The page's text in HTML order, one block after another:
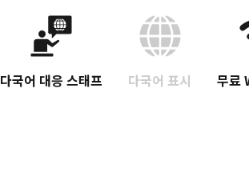
다국어 대응 스태프 다국어 표시 무료